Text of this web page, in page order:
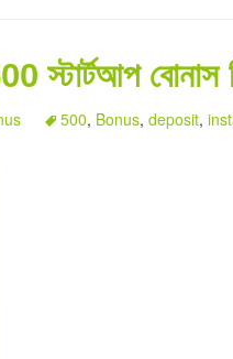
স্টার্টআপ বোনাস
500, Bonus, deposit,